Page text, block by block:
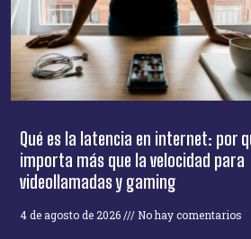
Qué es la latencia en internet: por
importa más que la velocidad para
videollamadas y gaming
4 de agosto de 2026 No hay comentarios